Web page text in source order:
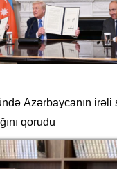
Azərbaycanın irəli
qorudu